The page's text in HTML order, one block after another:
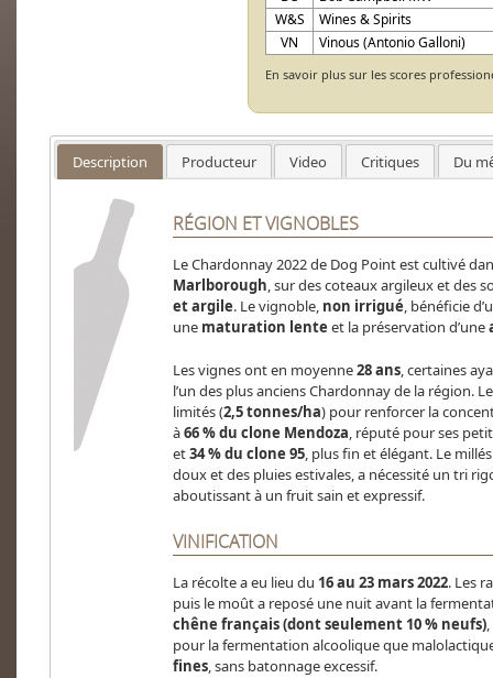
W&S
Wines & Spirits
VN
Vinous (Antonio Galloni)
En savoir plus sur les scores
Description Producteur Video Critiques Du
RÉGION ET VIGNOBLES
Le Chardonnay 2022 de Dog Point est cultivé
Marlborough, sur des coteaux argileux et des
et argile. Le vignoble, non irrigué, bénéficie
une maturation lente et la préservation d’une
Les vignes ont en moyenne28 ans, certaines
l’un des plus anciens Chardonnay de la région.
limités (2,5 tonnes/ha) pour renforcer la
à66 % du clone Mendoza, réputé pour ses
et34 % du clone 95, plus fin et élégant. Le
doux et des pluies estivales, a nécessité un tri
aboutissant à un fruit sain et expressif.
VINIFICATION
La récolte a eu lieu du 16 au 23 mars 2022. Les
puis le moût a reposé une nuit avant la
chêne français (dont seulement 10 % neufs)
pour la fermentation alcoolique que
fines, sans batonnage excessif.